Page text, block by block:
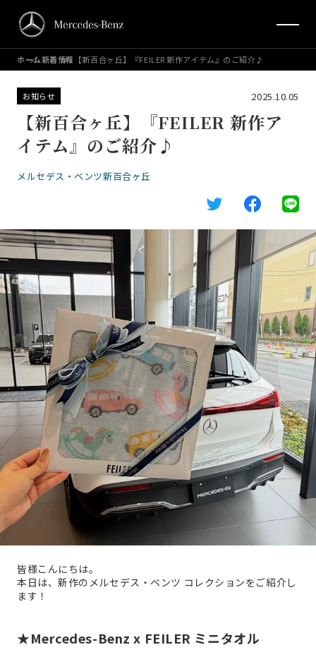
ホーム新着情報 【新百合ヶ丘】『FEILER 新作アイテム』のご紹介♪
お知らせ 2025.10.05
【新百合ヶ丘】『FEILER 新作ア
イテム』のご紹介♪
メルセデス・ベンツ新百合ヶ丘
皆様こんにちは。
本日は、新作のメルセデス・ベンツ コレクションをご紹介し
ます！
★Mercedes-Benz x FEILER ミニタオル